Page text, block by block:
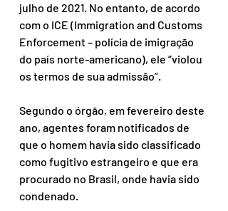
julho de 2021. No entanto, de acordo
com o ICE (Immigration and Customs
Enforcement – polícia de imigração
do país norte-americano), ele “violou
os termos de sua admissão”.
Segundo o órgão, em fevereiro deste
ano, agentes foram notificados de
que o homem havia sido classificado
como fugitivo estrangeiro e que era
procurado no Brasil, onde havia sido
condenado.